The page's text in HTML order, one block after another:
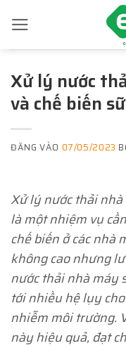
qua
nội
dung
Xử lý nước
và chế biến
ĐĂNG VÀO 07/05/2023
Xử lý nước thải
là một nhiệm vụ
chế biến ở các nhà
không cao nhưng
nước thải nhà máy
tới nhiều hệ lụy
nhiễm môi trường.
này hiệu quả, đạt